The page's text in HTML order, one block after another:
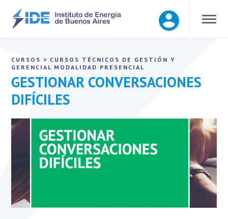
CURSOS > CURSOS TÉCNICOS DE GESTIÓN Y
GERENCIAL MODALIDAD PRESENCIAL
GESTIONAR CONVERSACIONES
DIFÍCILES